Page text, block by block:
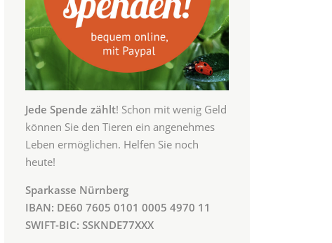
Jede Spende zählt! Schon mit wenig Geld
können Sie den Tieren ein angenehmes
Leben ermöglichen. Helfen Sie noch
heute!
Sparkasse Nürnberg
IBAN: DE60 7605 0101 0005 4970 11
SWIFT-BIC: SSKNDE77XXX